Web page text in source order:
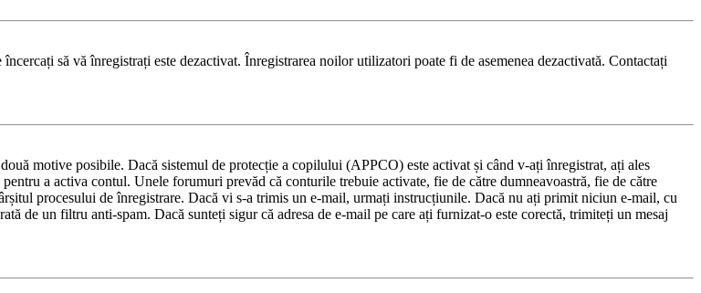
să vă înregistrați este dezactivat. Înregistrarea noilor utilizatori poate fi de asemenea dezactivată. Contactați
motive posibile. Dacă sistemul de protecție a copilului (APPCO) este activat și când v-ați înregistrat, ați ales
a activa contul. Unele forumuri prevăd că conturile trebuie activate, fie de către dumneavoastră, fie de către
procesului de înregistrare. Dacă vi s-a trimis un e-mail, urmați instrucțiunile. Dacă nu ați primit niciun e-mail, cu
de un filtru anti-spam. Dacă sunteți sigur că adresa de e-mail pe care ați furnizat-o este corectă, trimiteți un mesaj